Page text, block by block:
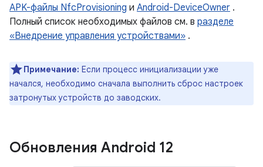
APK-файлы NfcProvisioning и Android-DeviceOwner .
Полный список необходимых файлов см. в разделе
«Внедрение управления устройствами» .
Примечание: Если процесс инициализации уже
начался, необходимо сначала выполнить сброс настроек
затронутых устройств до заводских.
Обновления Android 12